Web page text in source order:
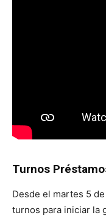
Turnos
Desde el martes 5
turnos para iniciar la